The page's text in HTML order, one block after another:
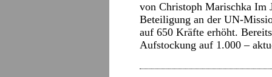
von Christoph Marischka Im
Beteiligung an der UN-
auf 650 Kräfte erhöht.
Aufstockung auf 1.000 –